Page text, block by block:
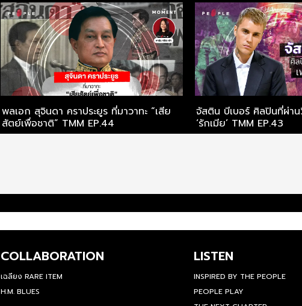
พลเอก สุจินดา คราประยูร ที่มาวาทะ “เสีย
สัตย์เพื่อชาติ” TMM EP.44
จัสติน บีเบอร์ ศิลปินที่ผ่า
‘รักเมีย’ TMM EP.43
COLLABORATION
เฉลียง RARE ITEM
H.M. BLUES
LISTEN
INSPIRED BY THE PEOPLE
PEOPLE PLAY